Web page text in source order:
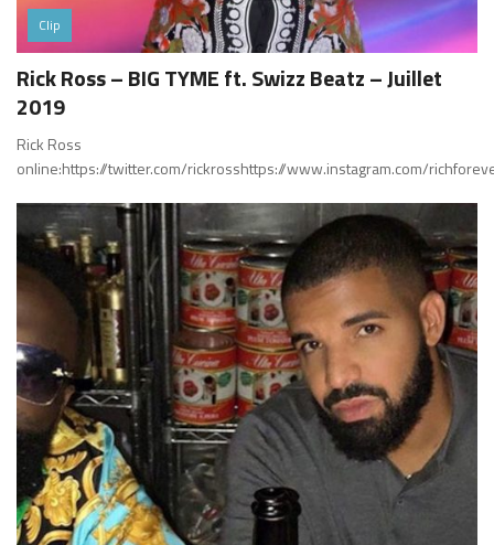
Clip
Rick Ross – BIG TYME ft. Swizz Beatz – Juillet
2019
Rick Ross
online:https://twitter.com/rickrosshttps://www.instagram.com/